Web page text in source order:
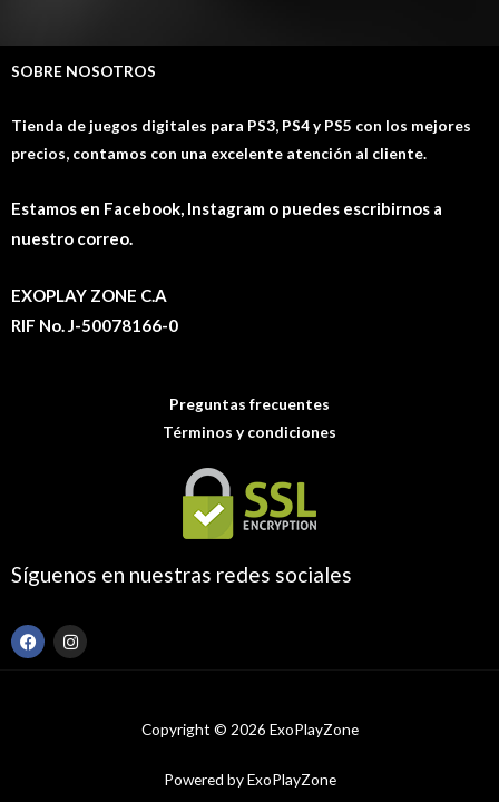
SOBRE NOSOTROS
Tienda de juegos digitales para PS3, PS4 y PS5 con los mejores
precios, contamos con una excelente atención al cliente.
Estamos en Facebook, Instagram o puedes escribirnos a
nuestro correo.
EXOPLAY ZONE C.A
RIF No. J-50078166-0
Preguntas frecuentes
Términos y condiciones
Síguenos en nuestras redes sociales
F
a
I
n
Copyright © 2026 ExoPlayZone
Powered by ExoPlayZone